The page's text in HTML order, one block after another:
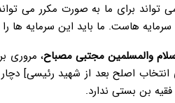
برای ما به صورت مکرر می
هاست. ما باید این سرمایه ها را
والمسلمین مجتبی مصباح، مروری
اصلح بعد از شهید رئیسی]
بن بستی ندارد.